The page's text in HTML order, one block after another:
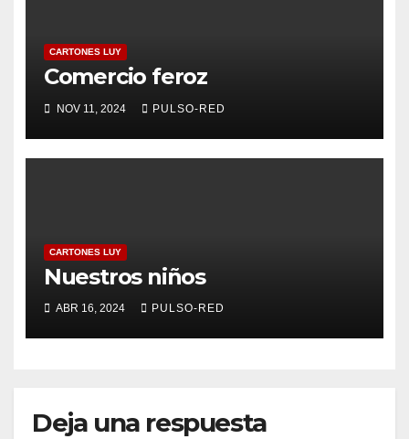
CARTONES LUY
Comercio feroz
NOV 11, 2024 PULSO-RED
CARTONES LUY
Nuestros niños
ABR 16, 2024 PULSO-RED
Deja una respuesta